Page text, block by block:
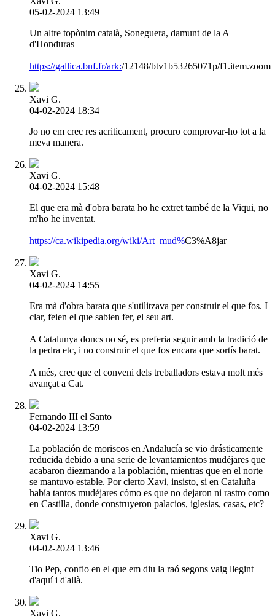
05-02-2024 13:49
Un altre topònim català, Soneguera, damunt de la A
d'Honduras
https://gallica.bnf.fr/ark:/12148/btv1b53265071p/f1.item.zoom
Xavi G.
04-02-2024 18:34
Jo no em crec res acriticament, procuro comprovar-ho tot a la
meva manera.
Xavi G.
04-02-2024 15:48
El que era mà d'obra barata ho he extret també de la Viqui, no
m'ho he inventat.
https://ca.wikipedia.org/wiki/Art_mud%C3%A8jar
Xavi G.
04-02-2024 14:55
Era mà d'obra barata que s'utilitzava per construir el que fos. I
clar, feien el que sabien fer, el seu art.
A Catalunya doncs no sé, es preferia seguir amb la tradició de
la pedra etc, i no construir el que fos encara que sortís barat.
A més, crec que el conveni dels treballadors estava molt més
avançat a Cat.
Fernando III el Santo
04-02-2024 13:59
La población de moriscos en Andalucía se vio drásticamente
reducida debido a una serie de levantamientos mudéjares que
acabaron diezmando a la población, mientras que en el norte
se mantuvo estable. Por cierto Xavi, insisto, si en Cataluña
había tantos mudéjares cómo es que no dejaron ni rastro como
en Castilla, donde construyeron palacios, iglesias, casas, etc?
Xavi G.
04-02-2024 13:46
Tio Pep, confio en el que em diu la raó segons vaig llegint
d'aquí i d'allà.
Xavi G.